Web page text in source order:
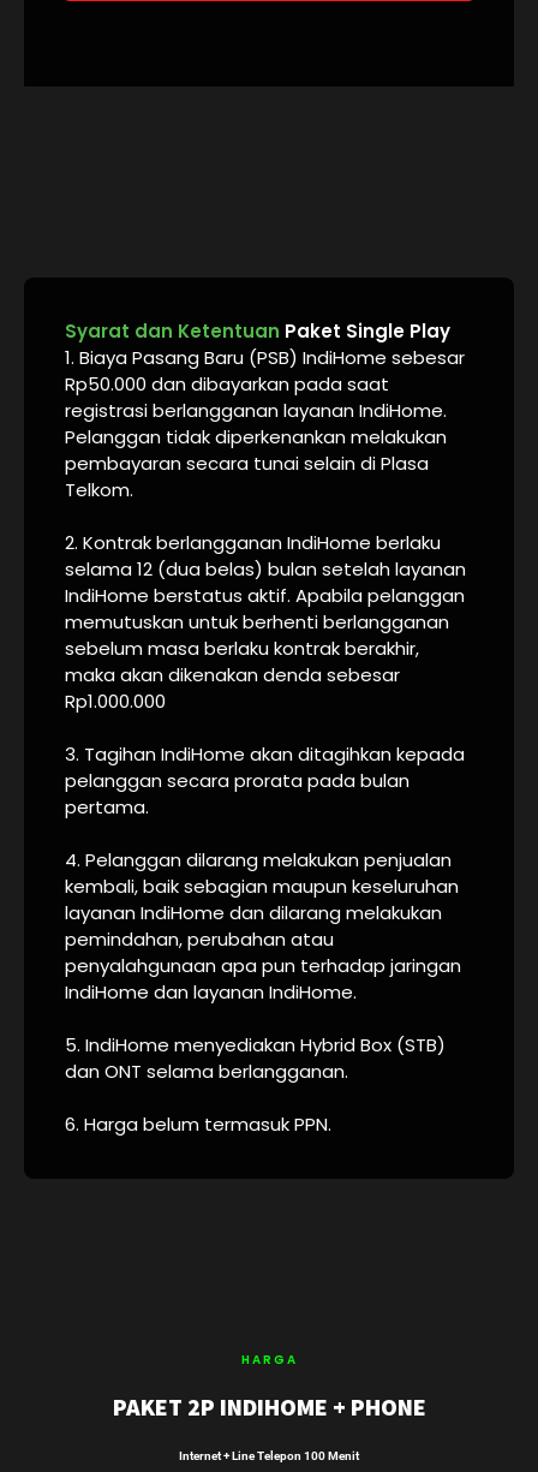
Syarat dan Ketentuan Paket Single Play
1. Biaya Pasang Baru (PSB) IndiHome sebesar
Rp50.000 dan dibayarkan pada saat
registrasi berlangganan layanan IndiHome.
Pelanggan tidak diperkenankan melakukan
pembayaran secara tunai selain di Plasa
Telkom.
2. Kontrak berlangganan IndiHome berlaku
selama 12 (dua belas) bulan setelah layanan
IndiHome berstatus aktif. Apabila pelanggan
memutuskan untuk berhenti berlangganan
sebelum masa berlaku kontrak berakhir,
maka akan dikenakan denda sebesar
Rp1.000.000
3. Tagihan IndiHome akan ditagihkan kepada
pelanggan secara prorata pada bulan
pertama.
4. Pelanggan dilarang melakukan penjualan
kembali, baik sebagian maupun keseluruhan
layanan IndiHome dan dilarang melakukan
pemindahan, perubahan atau
penyalahgunaan apa pun terhadap jaringan
IndiHome dan layanan IndiHome.
5. IndiHome menyediakan Hybrid Box (STB)
dan ONT selama berlangganan.
6. Harga belum termasuk PPN.
HARGA
PAKET 2P INDIHOME + PHONE
Internet + Line Telepon 100 Menit